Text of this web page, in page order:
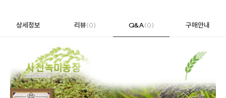
상세정보 리뷰(0) Q&A(0) 구매안내